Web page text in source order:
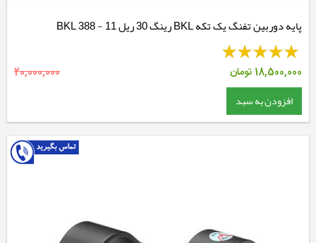
پایه دوربین تفنگ یک تکه BKL رینگ 30 ریل 11 - BKL 388
18,500,000 تومان 20,000,000
افزودن به سبد